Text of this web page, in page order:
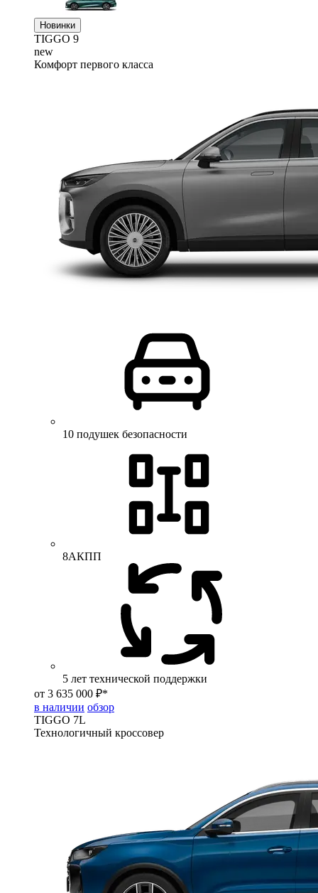
Новинки
TIGGO 9
new
Комфорт первого класса
10 подушек безопасности
8АКПП
5 лет технической поддержки
от 3 635 000 ₽*
в наличии обзор
TIGGO 7L
Технологичный кроссовер